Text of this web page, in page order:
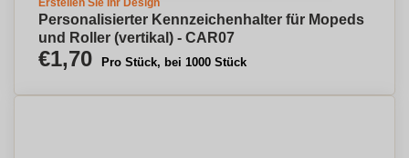
Erstellen Sie Ihr Design
Personalisierter Kennzeichenhalter für Mopeds
und Roller (vertikal) - CAR07
€1,70 Pro Stück, bei 1000 Stück